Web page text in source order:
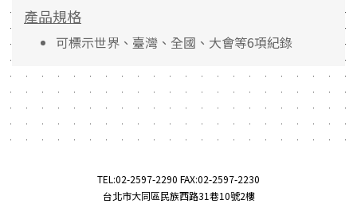
產品規格
可標示世界、臺灣、全國、大會等6項紀錄
TEL:02-2597-2290 FAX:02-2597-2230
台北市大同區民族西路31巷10號2樓